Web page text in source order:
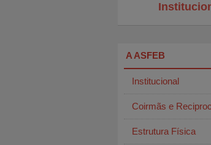
A ASFEB
Institucional
Coirmãs e
Estrutura Física